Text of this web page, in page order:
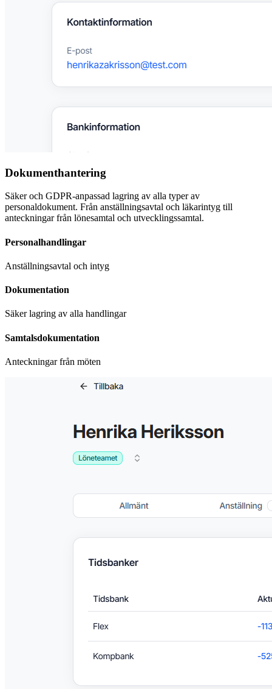
Dokumenthantering
Säker och GDPR-anpassad lagring av alla typer av
personaldokument. Från anställningsavtal och läkarintyg till
anteckningar från lönesamtal och utvecklingssamtal.
Personalhandlingar
Anställningsavtal och intyg
Dokumentation
Säker lagring av alla handlingar
Samtalsdokumentation
Anteckningar från möten